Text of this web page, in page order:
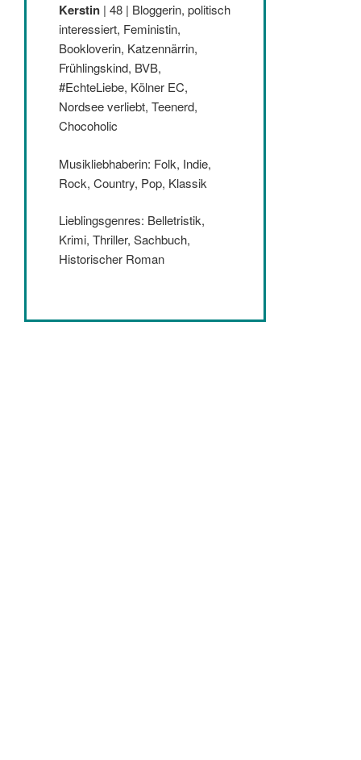
Kerstin | 48 | Bloggerin, politisch
interessiert, Feministin,
Bookloverin, Katzennärrin,
Frühlingskind, BVB,
#EchteLiebe, Kölner EC,
Nordsee verliebt, Teenerd,
Chocoholic
Musikliebhaberin: Folk, Indie,
Rock, Country, Pop, Klassik
Lieblingsgenres: Belletristik,
Krimi, Thriller, Sachbuch,
Historischer Roman